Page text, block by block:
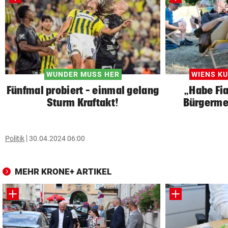
WUNDER MUSS HER
Fünfmal probiert – einmal gelang
Sturm Kraftakt!
WIENS
„Habe
Politik 30.04.2024 06:00
MEHR KRONE+ ARTIKEL